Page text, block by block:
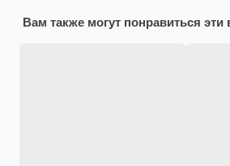
Вам также могут понравиться эти